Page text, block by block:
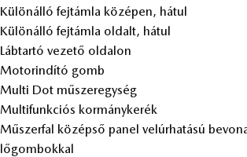
Kü­lön­ál­ló fej­tám­la kö­zé­pen, há­tul
Kü­lön­ál­ló fej­tám­la ol­dalt, há­tul
Láb­tar­tó ve­ze­tő ol­da­lon
Mo­tor­in­dí­tó gomb
Mul­ti Dot mű­szer­egy­ség
Mul­ti­funk­ci­ós kor­mány­ke­rék
Mű­szer­fal kö­zép­ső pa­nel ve­lúr­ha­tá­sú
lő­gom­bok­kal